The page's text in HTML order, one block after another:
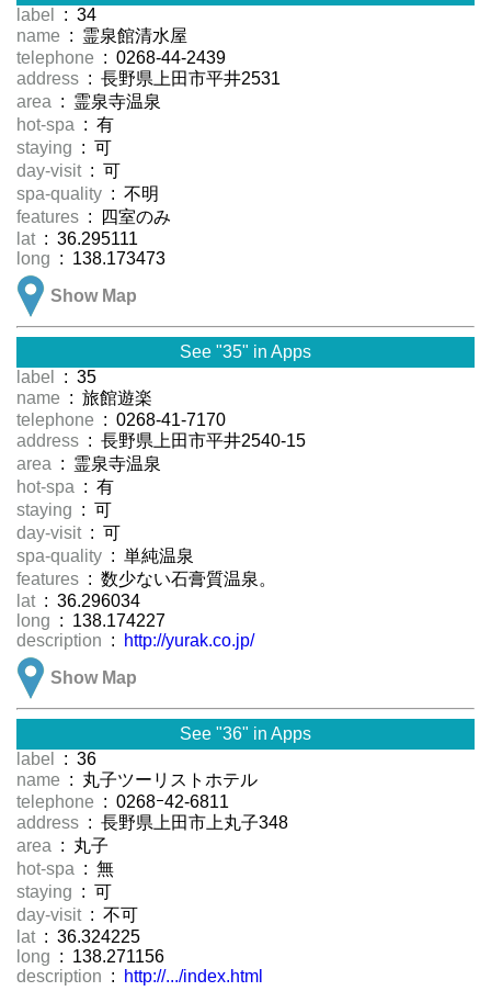
label
: 34
name : 霊泉館清水屋
telephone : 0268-44-2439
address : 長野県上田市平井2531
area : 霊泉寺温泉
hot-spa : 有
staying : 可
day-visit : 可
spa-quality : 不明
features : 四室のみ
lat : 36.295111
long : 138.173473
Show Map
See "35" in Apps
label
: 35
name : 旅館遊楽
telephone : 0268-41-7170
address : 長野県上田市平井2540-15
area : 霊泉寺温泉
hot-spa : 有
staying : 可
day-visit : 可
spa-quality : 単純温泉
features : 数少ない石膏質温泉。
lat : 36.296034
long : 138.174227
description :
http://yurak.co.jp/
Show Map
See "36" in Apps
label
: 36
name : 丸子ツーリストホテル
telephone : 0268ｰ42-6811
address : 長野県上田市上丸子348
area : 丸子
hot-spa : 無
staying : 可
day-visit : 不可
lat : 36.324225
long : 138.271156
description :
http://.../index.html